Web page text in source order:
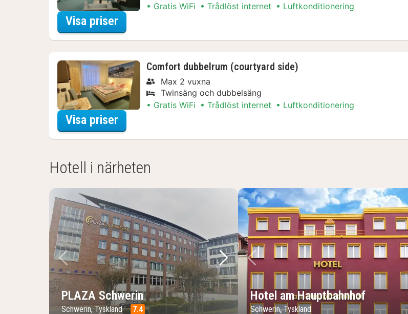
Gratis WiFi
Trådlöst internet Luftkonditionering
Visa priser
Comfort dubbelrum (courtyard side)
Max 2 vuxna
Twinsäng och dubbelsäng
Gratis WiFi
Trådlöst internet Luftkonditionering
Visa priser
Hotell i närheten
Föregående bild
Nästa bild
PLAZA Schwerin
Schwerin, Tyskland 7.4
Föregående bild
Hotel am Hauptbahnhof
Schwerin, Tyskland